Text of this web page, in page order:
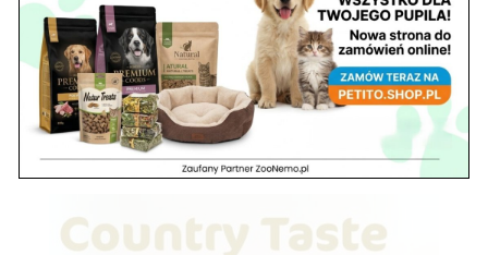
Taste – mokrą karmę dla...
« Starsze wpisy
Szukaj